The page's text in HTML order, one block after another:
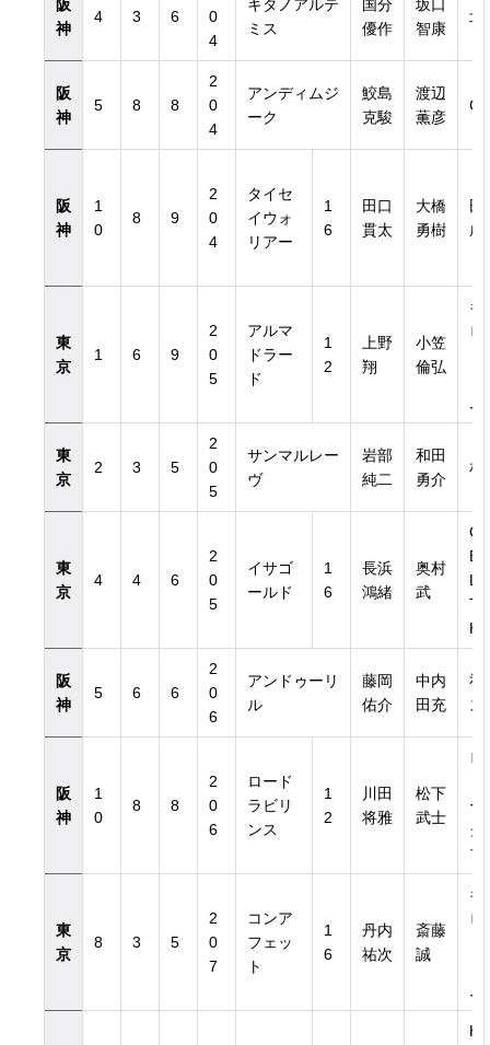
付き）
阪
神
4 3 6
0
4
キタノアルテ
ミス
国分
優作
坂口
智康
北
阪
神
5 8 8
2
0
4
アンディムジ
ーク
鮫島
克駿
渡辺
薫彦
阪
神
1
0
8 9
2
0
4
タイセ
イウォ
リアー
1
6
田口
貫太
大橋
勇樹
田
成
東
京
1 6 9
2
0
5
アルマ
ドラー
ド
1
2
上野
翔
小笠
倫弘
キ
ロ
ム
東
京
2 3 5
2
0
5
サンマルレー
ヴ
岩部
純二
和田
勇介
相
東
京
4 4 6
2
0
5
イサゴ
ールド
1
6
長浜
鴻緒
奥村
武
CH
L
HE
阪
神
5 6 6
2
0
6
アンドゥーリ
ル
藤岡
佑介
中内
田充
社
ス
阪
神
1
0
8 8
2
0
6
ロード
ラビリ
ンス
1
2
川田
将雅
松下
武士
ロ
ー
ク
ブ
東
京
8 3 5
2
0
7
コンア
フェッ
ト
1
6
丹内
祐次
斎藤
誠
キ
ロ
ム